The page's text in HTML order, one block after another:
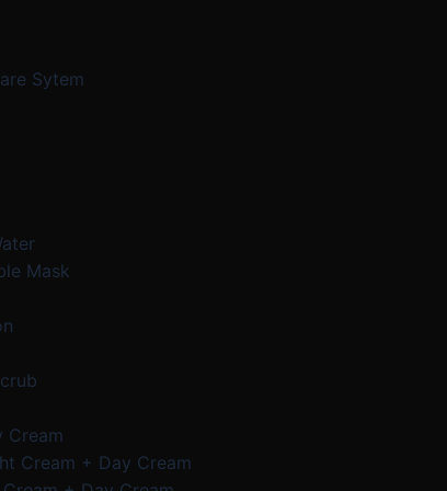
Sytem
Mask
Cream
Cream + Day Cream